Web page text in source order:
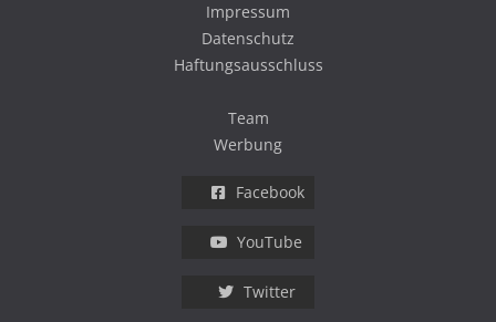
Impressum
Datenschutz
Haftungsausschluss
Team
Werbung
Facebook
YouTube
Twitter